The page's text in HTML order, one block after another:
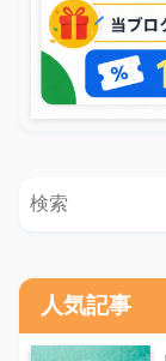
人気記事